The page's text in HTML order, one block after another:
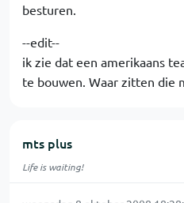
besturen.
--edit--
ik zie dat een amerikaans
te bouwen. Waar zitten die
mts plus
Life is waiting!